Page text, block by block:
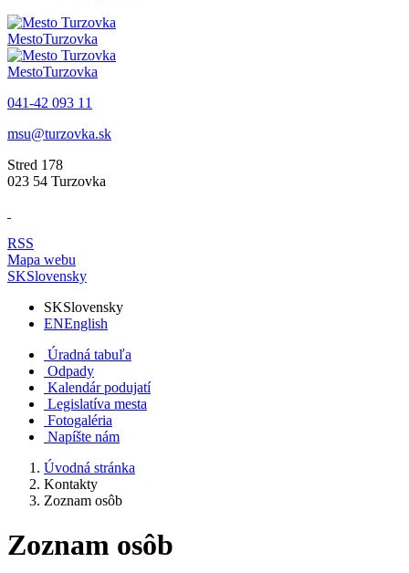
MestoTurzovka
MestoTurzovka
041-42 093 11
msu@turzovka.sk
Stred 178
023 54 Turzovka
RSS
Mapa webu
SKSlovensky
SKSlovensky
ENEnglish
Úradná tabuľa
Odpady
Kalendár podujatí
Legislatíva mesta
Fotogaléria
Napíšte nám
Úvodná stránka
Kontakty
Zoznam osôb
Zoznam osôb